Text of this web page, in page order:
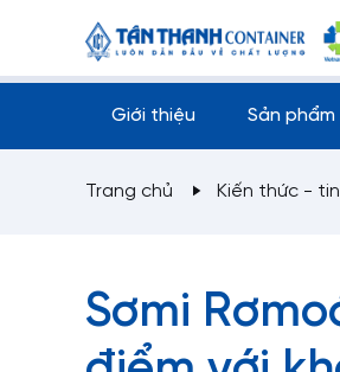
Giới thiệu Sản phẩm
Trang chủ Kiến thức -
Sơmi